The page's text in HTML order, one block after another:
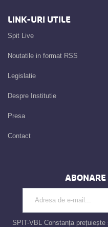
LINK-URI UTILE
Spit Live
Noutatile in format RSS
Legislatie
Despre Institutie
Presa
Contact
SPIT-VBL Constanța